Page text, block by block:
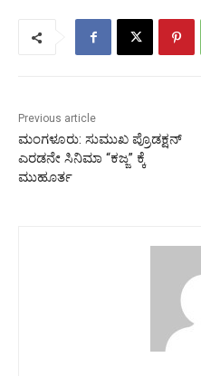
Previous article
ಮಂಗಳೂರು: ಸುಮುಖ ಪ್ರೊಡಕ್ಷನ್‌
ಎರಡನೇ ಸಿನಿಮಾ “ಕಜ್ಜ” ಕ್ಕೆ
ಮುಹೂರ್ತ